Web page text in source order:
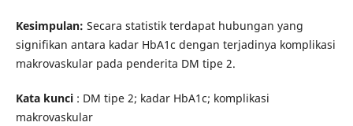
Kesimpulan: Secara statistik terdapat hubungan yang
signifikan antara kadar HbA1c dengan terjadinya komplikasi
makrovaskular pada penderita DM tipe 2.
Kata kunci : DM tipe 2; kadar HbA1c; komplikasi
makrovaskular